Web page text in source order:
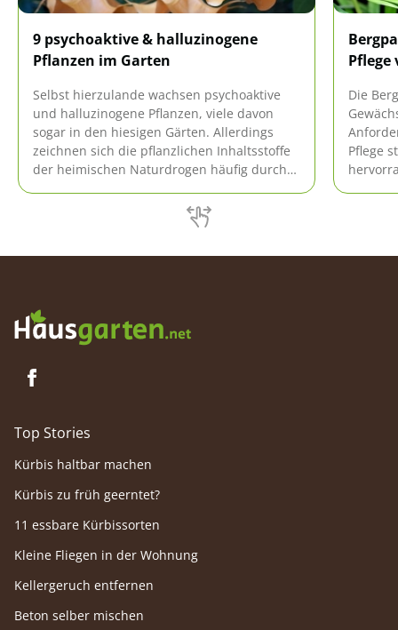
9 psychoaktive & halluzinogene
Pflanzen im Garten
Selbst hierzulande wachsen psychoaktive
und halluzinogene Pflanzen, viele davon
sogar in den hiesigen Gärten. Allerdings
zeichnen sich die pflanzlichen Inhaltsstoffe
der heimischen Naturdrogen häufig durch
stellen sich oft heftige Vergiftungen nach
Pflege
Die
Pflege
Top Stories
Kürbis haltbar machen
Kürbis zu früh geerntet?
11 essbare Kürbissorten
Kleine Fliegen in der Wohnung
Kellergeruch entfernen
Beton selber mischen